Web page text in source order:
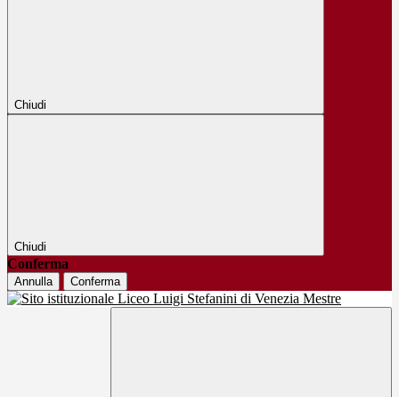
Chiudi
Chiudi
Conferma
Annulla Conferma